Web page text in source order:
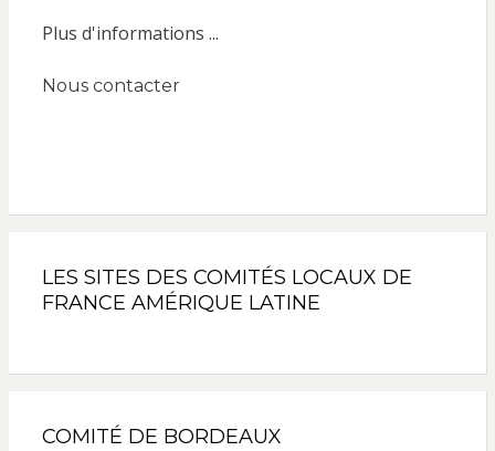
Plus d'informations ...
Nous contacter
LES SITES DES COMITÉS LOCAUX DE
FRANCE AMÉRIQUE LATINE
COMITÉ DE BORDEAUX